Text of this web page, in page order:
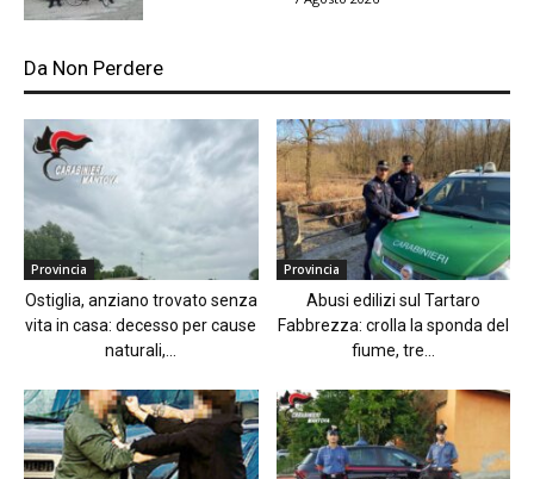
Da Non Perdere
Provincia
Ostiglia, anziano trovato senza
vita in casa: decesso per cause
naturali,...
Provincia
Abusi edilizi sul Tartaro
Fabbrezza: crolla la sponda del
fiume, tre...